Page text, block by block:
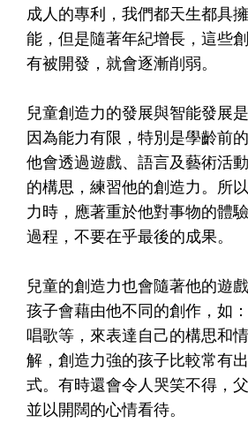
成人的專利，我們都天生都具
能，但是隨著年紀增長，這些
有被開發，就會逐漸削弱。
兒童創造力的發展與智能發展
因為能力有限，特別是學齡前
他會透過遊戲、語言及藝術活
的構思，練習他的創造力。所
力時，應著重於他對事物的體
過程，不要在乎最後的成果。
兒童的創造力也會隨著他的遊
孩子會藉由他不同的創作，如：
唱歌等，來表達自己的構思和
解，創造力強的孩子比較常有
式。有時還會令人哭笑不得，
並以開闊的心情看待。